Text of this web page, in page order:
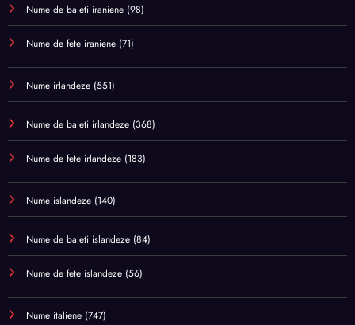
Nume de baieti iraniene (98)
Nume de fete iraniene (71)
Nume irlandeze (551)
Nume de baieti irlandeze (368)
Nume de fete irlandeze (183)
Nume islandeze (140)
Nume de baieti islandeze (84)
Nume de fete islandeze (56)
Nume italiene (747)